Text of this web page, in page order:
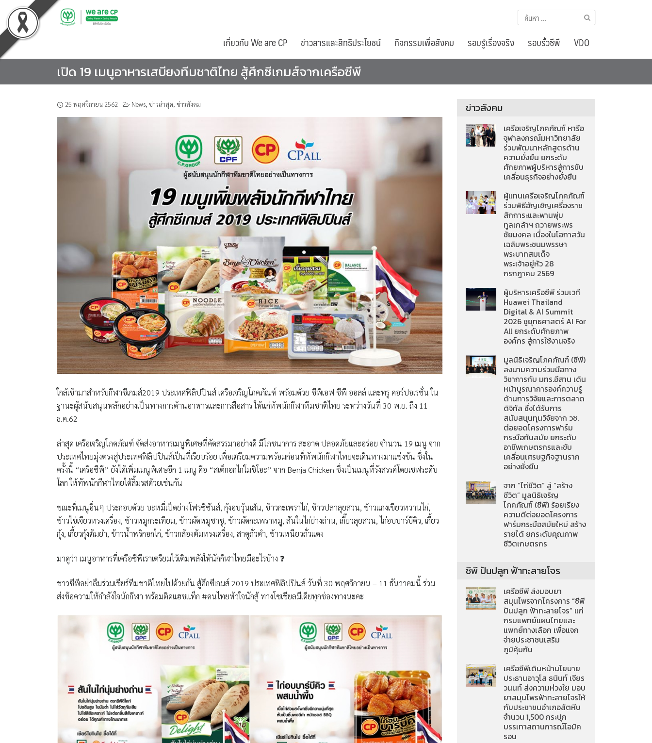
to
content
ค้นหา
เกี่ยวกับ We are CP ข่าวสารและสิทธิประโยชน์ กิจกรรมเพื่อสังคม รอบรู้เรื่องจริง รอบรั้วซีพี VDO
เปิด 19 เมนูอาหารเสบียงทีมชาติไทย สู้ศึกซีเกมส์จากเครือซีพี
25 พฤศจิกายน 2562 News, ข่าวล่าสุด, ข่าวสังคม
ใกล้เข้ามาสำหรับกีฬาซีเกมส์2019 ประเทศฟิลิปปินส์ เครือเจริญโภคภัณฑ์ พร้อมด้วย ซีพีเอฟ ซีพี ออลล์ และทรู คอร์ปอเรชั่น ใน
ฐานะผู้สนับสนุนหลักอย่างเป็นทางการด้านอาหารและการสื่อสาร ให้แก่ทัพนักกีฬาทีมชาติไทย ระหว่างวันที่ 30 พ.ย. ถึง 11
ธ.ค.62
ล่าสุด เครือเจริญโภคภัณฑ์ จัดส่งอาหารเมนูพิเศษที่คัดสรรมาอย่างดี มีโภชนาการ สะอาด ปลอดภัยและอร่อย จำนวน 19 เมนู จาก
ประเทศไทยมุ่งตรงสู่ประเทศฟิลิปปินส์เป็นที่เรียบร้อย เพื่อเตรียมความพร้อมก่อนที่ทัพนักกีฬาไทยจะเดินทางมาแข่งขัน ซึ่งใน
ครั้งนี้ “เครือซีพี” ยังได้เพิ่มเมนูพิเศษอีก 1 เมนู คือ “สเต็กอกไก่โมชิโอะ” จาก Benja Chicken ซึ่งเป็นเมนูที่รังสรรค์โดยเชฟระดับ
โลก ให้ทัพนักกีฬาไทยได้ลิ้มรสด้วยเช่นกัน
ขณะที่เมนูอื่นๆ ประกอบด้วย บะหมี่เป็ดย่างโฟรซีซันส์, กุ้งอบวุ้นเส้น, ข้าวกะเพราไก่, ข้าวปลาลุยสวน, ข้าวแกงเขียวหวานไก่,
ข้าวไข่เจียวทรงเครื่อง, ข้าวหมูกระเทียม, ข้าวผัดหมูชาชู, ข้าวผัดกะเพราหมู, สันในไก่ย่างถ่าน, เกี๊ยวลุยสวน, ไก่อบบาร์บีคิว, เกี้ยว
กุ้ง, เกี้ยวกุ้งต้มยำ, ข้าวน้ำพริกอกไก่, ข้าวกล้องต้มทรงเครื่อง, สาคูถั่วดำ, ข้าวเหนียวถั่วแดง
มาดูว่า เมนูอาหารที่เครือซีพีเราเตรียมไว้เติมพลังให้นักกีฬาไทยมีอะไรบ้าง ❓
ชาวซีพีอย่าลืมร่วมเชียร์ทีมชาติไทยไปด้วยกัน สู้ศึกซีเกมส์ 2019 ประเทศฟิลิปปินส์ วันที่ 30 พฤศจิกายน – 11 ธันวาคมนี้ ร่วม
ส่งข้อความให้กำลังใจนักกีฬา พร้อมติดแฮชแท็ก #คนไทยหัวใจนักสู้ ทางโซเชียลมีเดียทุกช่องทางนะคะ
ข่าวสังคม
เครือเจริญโภคภัณฑ์ หารือ
จุฬาลงกรณ์มหาวิทยาลัย
ร่วมพัฒนาหลักสูตรด้าน
ความยั่งยืน ยกระดับ
ศักยภาพผู้บริหารสู่การขับ
เคลื่อนธุรกิจอย่างยั่งยืน
ผู้แทนเครือเจริญโภคภัณฑ์
ร่วมพิธีอัญเชิญเครื่องราช
สักการะและพานพุ่ม
ทูลเกล้าฯ ถวายพระพร
ชัยมงคล เนื่องในโอกาสวัน
เฉลิมพระชนมพรรษา
พระบาทสมเด็จ
พระเจ้าอยู่หัว 28
กรกฎาคม 2569
ผู้บริหารเครือซีพี ร่วมเวที
Huawei Thailand
Digital & AI Summit
2026 ชูยุทธศาสตร์ AI For
All ยกระดับศักยภาพ
องค์กร สู่การใช้งานจริง
มูลนิธิเจริญโภคภัณฑ์ (ซีพี)
ลงนามความร่วมมือทาง
วิชาการกับ มทร.อีสาน เดิน
หน้าบูรณาการองค์ความรู้
ด้านการวิจัยและการตลาด
ดิจิทัล ซึ่งได้รับการ
สนับสนุนทุนวิจัยจาก วช.
ต่อยอดโครงการฟาร์ม
กระบือทันสมัย ยกระดับ
อาชีพเกษตรกรและขับ
เคลื่อนเศรษฐกิจฐานราก
อย่างยั่งยืน
จาก “ไถ่ชีวิต” สู่ “สร้าง
ชีวิต” มูลนิธิเจริญ
โภคภัณฑ์ (ซีพี) ร้อยเรียง
ความดีต่อยอดโครงการ
ฟาร์มกระบือสมัยใหม่ สร้าง
รายได้ ยกระดับคุณภาพ
ชีวิตเกษตรกร
ซีพี ปันปลูก ฟ้าทะลายโจร
เครือซีพี ส่งมอบยา
สมุนไพรจากโครงการ “ซีพี
ปันปลูก ฟ้าทะลายโจร” แก่
กรมแพทย์แผนไทยและ
แพทย์ทางเลือก เพื่อแจก
จ่ายประชาชนเสริม
ภูมิคุ้มกัน
เครือซีพีเดินหน้านโยบาย
ประธานอาวุโส ธนินท์ เจียร
วนนท์ ส่งความห่วงใย มอบ
ยาสมุนไพรฟ้าทะลายโจรให้
กับประชาชนอำเภอสัตหีบ
จำนวน 1,500 กระปุก
บรรเทาสถานการณ์โอมิค
รอน